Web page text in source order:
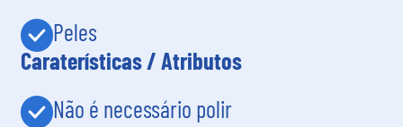
Peles
Caraterísticas / Atributos
Não é necessário polir